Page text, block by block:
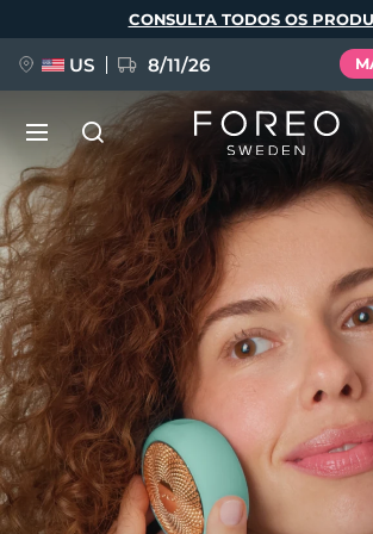
principal
CONSULTA TODOS OS
US 8/11/26
As
NOVIDADE
FAQ™ Pure Beauty-Tech Elixir
BREAKING NEWS
issa™ Teeth Whitening Set
Idioma
English Deutsch
Français
Italiano
Polski
Svenska
Türkçe
简体中文 繁